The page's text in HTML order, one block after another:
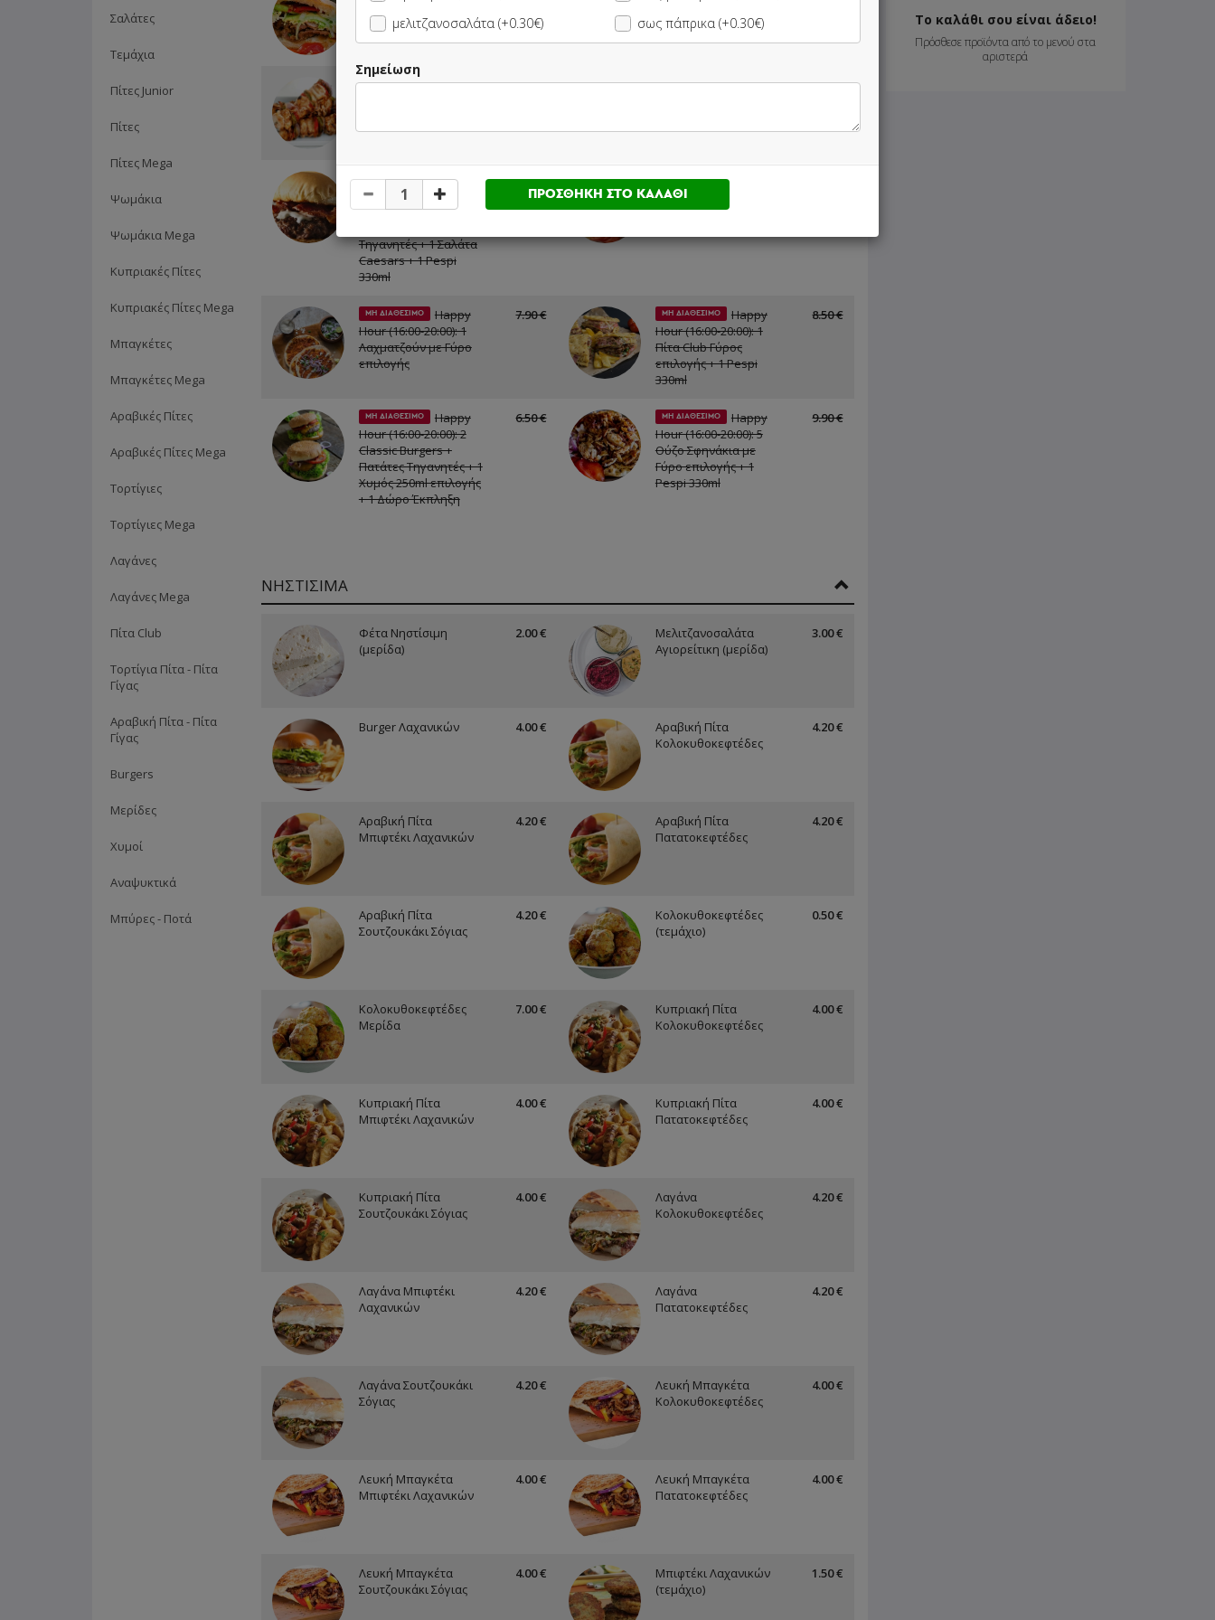
Σαλάτες
Τεμάχια
Πίτες Junior
Πίτες
Πίτες Mega
Ψωμάκια
Ψωμάκια Mega
Κυπριακές Πίτες
Κυπριακές Πίτες Mega
Μπαγκέτες
Μπαγκέτες Mega
Αραβικές Πίτες
Αραβικές Πίτες Mega
Τορτίγιες
Τορτίγιες Mega
Λαγάνες
Λαγάνες Mega
Πίτα Club
Τορτίγια Πίτα - Πίτα
Γίγας
Αραβική Πίτα - Πίτα
Γίγας
Burgers
Μερίδες
Χυμοί
Αναψυκτικά
Μπύρες - Ποτά
1 Coca-Cola 330ml
επιλογής
5 Καλαμάκια
Coca-Cola 500ml
13.00 €
5 Καλαμάκια Χοιρινά +
επιλογής
13.00 €
ΜΗ ΔΙΑΘΕΣΙΜΟ
Happy
Hour (16:00-20:00): 1
Classic Burger + 1
Τηγανητές + 1 Σαλάτα
Caesars + 1 Pespi
330ml
15.90 € ΜΗ ΔΙΑΘΕΣΙΜΟ
Hour (16:00-20:00): 1
Γύρο Box + 1 Pespi
ΜΗ ΔΙΑΘΕΣΙΜΟ
Happy
Hour (16:00-20:00): 1
Λαχματζούν με Γύρο
επιλογής
7.90 € ΜΗ ΔΙΑΘΕΣΙΜΟ
Happy
Hour (16:00-20:00): 1
Πίτα Club Γύρος
επιλογής + 1 Pespi
330ml
8.50 €
ΜΗ ΔΙΑΘΕΣΙΜΟ
Happy
Hour (16:00-20:00): 2
Classic Burgers +
Πατάτες Τηγανητές + 1
Χυμός 250ml επιλογής
+ 1 Δώρο Έκπληξη
6.50 € ΜΗ ΔΙΑΘΕΣΙΜΟ
Happy
Hour (16:00-20:00): 5
Ούζο Σφηνάκια με
Γύρο επιλογής + 1
Pespi 330ml
9.90 €
ΝΗΣΤΙΣΙΜΑ
Φέτα Νηστίσιμη
(μερίδα)
2.00 €
Μελιτζανοσαλάτα
Αγιορείτικη (μερίδα)
3.00 €
Burger Λαχανικών 4.00 €
Αραβική Πίτα
Κολοκυθοκεφτέδες
4.20 €
Αραβική Πίτα
Μπιφτέκι Λαχανικών
4.20 €
Αραβική Πίτα
Πατατοκεφτέδες
4.20 €
Αραβική Πίτα
Σουτζουκάκι Σόγιας
4.20 €
Κολοκυθοκεφτέδες
(τεμάχιο)
0.50 €
Κολοκυθοκεφτέδες
Μερίδα
7.00 €
Κυπριακή Πίτα
Κολοκυθοκεφτέδες
4.00 €
Κυπριακή Πίτα
Μπιφτέκι Λαχανικών
4.00 €
Κυπριακή Πίτα
Πατατοκεφτέδες
4.00 €
Κυπριακή Πίτα
Σουτζουκάκι Σόγιας
4.00 €
Λαγάνα
Κολοκυθοκεφτέδες
4.20 €
Λαγάνα Μπιφτέκι
Λαχανικών
4.20 €
Λαγάνα
Πατατοκεφτέδες
4.20 €
Λαγάνα Σουτζουκάκι
Σόγιας
4.20 €
Λευκή Μπαγκέτα
Κολοκυθοκεφτέδες
4.00 €
Λευκή Μπαγκέτα
Μπιφτέκι Λαχανικών
4.00 €
Λευκή Μπαγκέτα
Πατατοκεφτέδες
4.00 €
Λευκή Μπαγκέτα
Σουτζουκάκι Σόγιας
4.00 €
Μπιφτέκι Λαχανικών
(τεμάχιο)
1.50 €
Το καλάθι σου είναι άδειο!
Πρόσθεσε προϊόντα από το μενού στα
αριστερά
μελιτζανοσαλάτα (+0.30€)
σως πάπρικα (+0.30€)
Σημείωση
ΠΡΟΣΘΗΚΗ ΣΤΟ ΚΑΛΑΘΙ